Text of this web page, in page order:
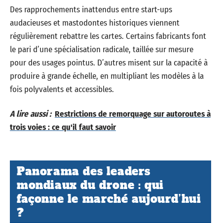
Des rapprochements inattendus entre start-ups
audacieuses et mastodontes historiques viennent
régulièrement rebattre les cartes. Certains fabricants font
le pari d’une spécialisation radicale, taillée sur mesure
pour des usages pointus. D’autres misent sur la capacité à
produire à grande échelle, en multipliant les modèles à la
fois polyvalents et accessibles.
A lire aussi : Restrictions de remorquage sur autoroutes à
trois voies : ce qu'il faut savoir
Panorama des leaders
mondiaux du drone : qui
façonne le marché aujourd’hui
?